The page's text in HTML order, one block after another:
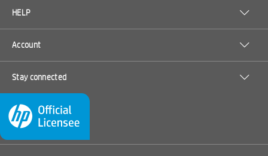
HELP
Account
Stay connected